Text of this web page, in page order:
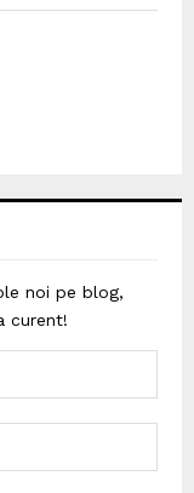
noi pe blog,
curent!